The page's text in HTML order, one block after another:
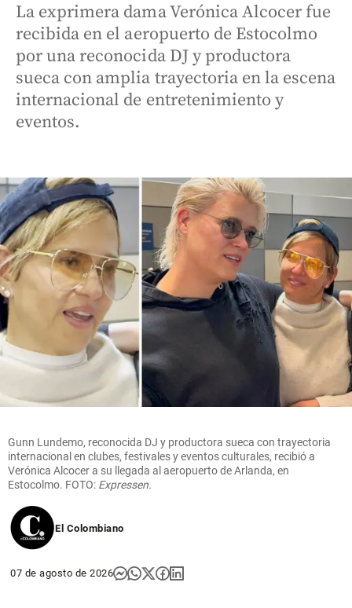
La exprimera dama Verónica Alcocer fue
recibida en el aeropuerto de Estocolmo
por una reconocida DJ y productora
sueca con amplia trayectoria en la escena
internacional de entretenimiento y
eventos.
Gunn Lundemo, reconocida DJ y productora sueca con trayectoria
internacional en clubes, festivales y eventos culturales, recibió a
Verónica Alcocer a su llegada al aeropuerto de Arlanda, en
Estocolmo. FOTO: Expressen.
El Colombiano
07 de agosto de 2026